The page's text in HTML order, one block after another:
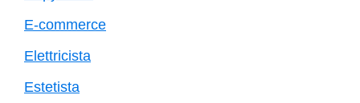
E-commerce
Elettricista
Estetista